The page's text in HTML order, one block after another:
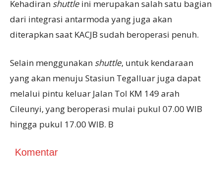
Kehadiran shuttle ini merupakan salah satu bagian
dari integrasi antarmoda yang juga akan
diterapkan saat KACJB sudah beroperasi penuh.
Selain menggunakan shuttle, untuk kendaraan
yang akan menuju Stasiun Tegalluar juga dapat
melalui pintu keluar Jalan Tol KM 149 arah
Cileunyi, yang beroperasi mulai pukul 07.00 WIB
hingga pukul 17.00 WIB. B
Komentar